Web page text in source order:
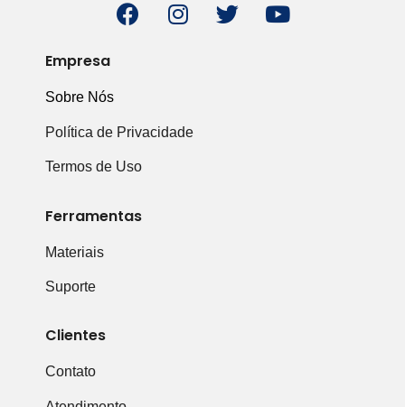
Empresa
Sobre Nós
Política de Privacidade
Termos de Uso
Ferramentas
Materiais
Suporte
Clientes
Contato